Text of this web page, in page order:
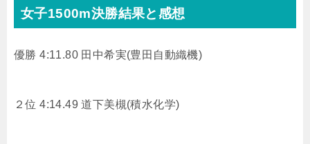
女子1500m決勝結果と感想
優勝 4:11.80 田中希実(豊田自動織機)
２位 4:14.49道下美槻(積水化学)